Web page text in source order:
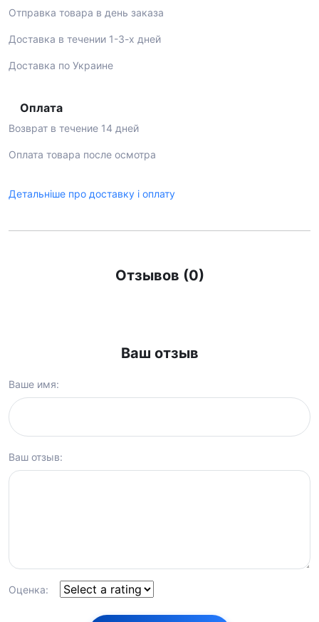
Отправка товара в день заказа
Доставка в течении 1-3-х дней
Доставка по Украине
Оплата
Возврат в течение 14 дней
Оплата товара после осмотра
Детальніше про доставку і оплату
Отзывов (0)
Ваш отзыв
Ваше имя:
Ваш отзыв:
Оценка: